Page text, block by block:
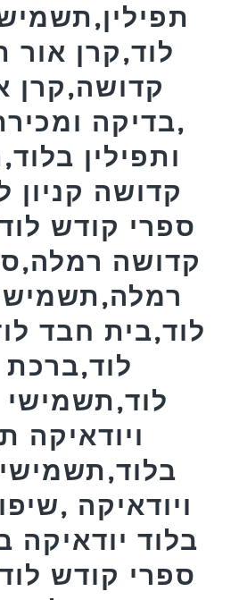
לוד,קרן אור
קדושה,קרן
,בדיקה
ותפילין
קדושה קניון
ספרי קודש
קדושה
לוד,בית חבד
ויודאיקה
ויודאיקה
בלוד יודאיקה
ספרי קודש